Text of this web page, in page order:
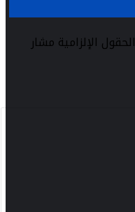
الحقول الإلزامية مشار